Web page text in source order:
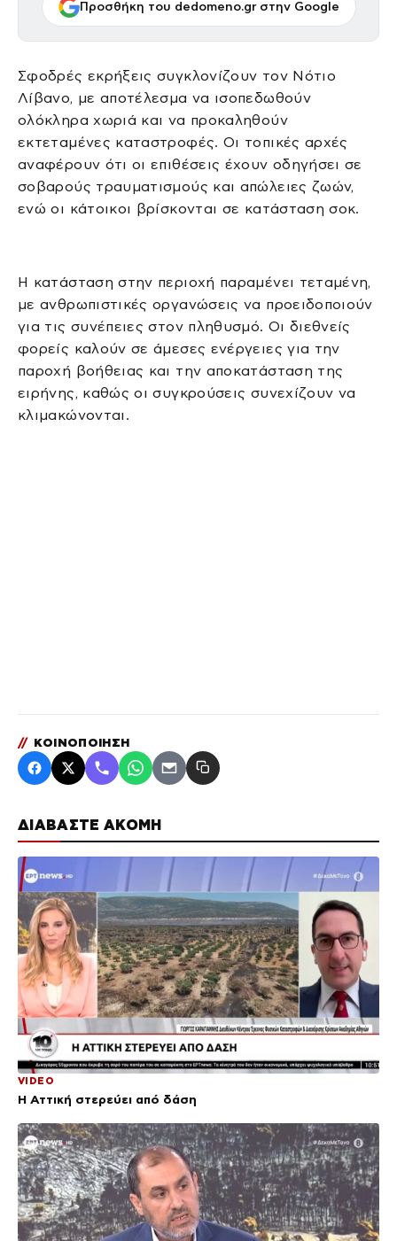
ΔΙΑΒΑΣΤΕ ΑΚΟΜΗ
VIDEO
Η Αττική στερεύει από δάση
Προσθήκη του dedomeno.gr στην Google
Σφοδρές εκρήξεις συγκλονίζουν τον Νότιο
Λίβανο, με αποτέλεσμα να ισοπεδωθούν
ολόκληρα χωριά και να προκαληθούν
εκτεταμένες καταστροφές. Οι τοπικές αρχές
αναφέρουν ότι οι επιθέσεις έχουν οδηγήσει σε
σοβαρούς τραυματισμούς και απώλειες ζωών,
ενώ οι κάτοικοι βρίσκονται σε κατάσταση σοκ.
Η κατάσταση στην περιοχή παραμένει τεταμένη,
με ανθρωπιστικές οργανώσεις να προειδοποιούν
για τις συνέπειες στον πληθυσμό. Οι διεθνείς
φορείς καλούν σε άμεσες ενέργειες για την
παροχή βοήθειας και την αποκατάσταση της
ειρήνης, καθώς οι συγκρούσεις συνεχίζουν να
κλιμακώνονται.
// ΚΟΙΝΟΠΟΙΗΣΗ